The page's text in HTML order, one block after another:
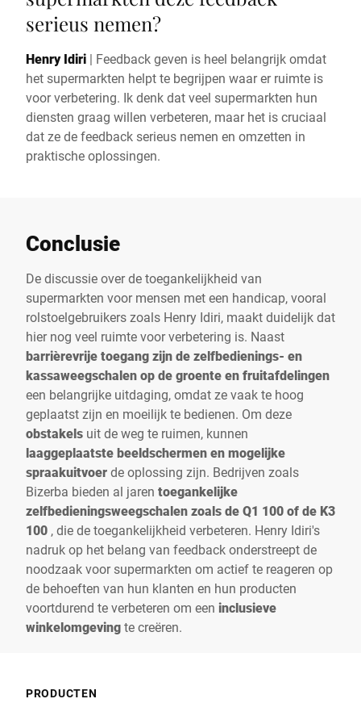
serieus nemen?
Henry Idiri | Feedback geven is heel belangrijk omdat
het supermarkten helpt te begrijpen waar er ruimte is
voor verbetering. Ik denk dat veel supermarkten hun
diensten graag willen verbeteren, maar het is cruciaal
dat ze de feedback serieus nemen en omzetten in
praktische oplossingen.
Conclusie
De discussie over de toegankelijkheid van
supermarkten voor mensen met een handicap, vooral
rolstoelgebruikers zoals Henry Idiri, maakt duidelijk dat
hier nog veel ruimte voor verbetering is. Naast
barrièrevrije toegang zijn de zelfbedienings- en
kassaweegschalen op de groente en fruitafdelingen
een belangrijke uitdaging, omdat ze vaak te hoog
geplaatst zijn en moeilijk te bedienen. Om deze
obstakels uit de weg te ruimen, kunnen
laaggeplaatste beeldschermen en mogelijke
spraakuitvoerde oplossing zijn. Bedrijven zoals
Bizerba bieden al jaren toegankelijke
zelfbedieningsweegschalen zoals de Q1 100 of de K3
100 , die de toegankelijkheid verbeteren. Henry Idiri's
nadruk op het belang van feedback onderstreept de
noodzaak voor supermarkten om actief te reageren op
de behoeften van hun klanten en hun producten
voortdurend te verbeteren om een inclusieve
winkelomgevingte creëren.
PRODUCTEN